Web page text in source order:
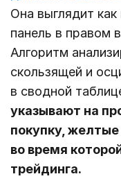
Она выглядит
панель в правом
Алгоритм
скользящей и
в сводной
указывают на
покупку,
во время
трейдинга.